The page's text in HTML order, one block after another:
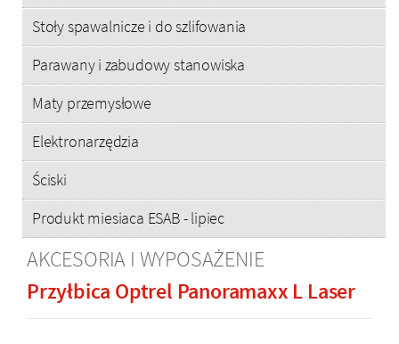
Stoły spawalnicze i do szlifowania
Parawany i zabudowy stanowiska
Maty przemysłowe
Elektronarzędzia
Ściski
Produkt miesiaca ESAB - lipiec
AKCESORIA I WYPOSAŻENIE
Przyłbica Optrel Panoramaxx L Laser